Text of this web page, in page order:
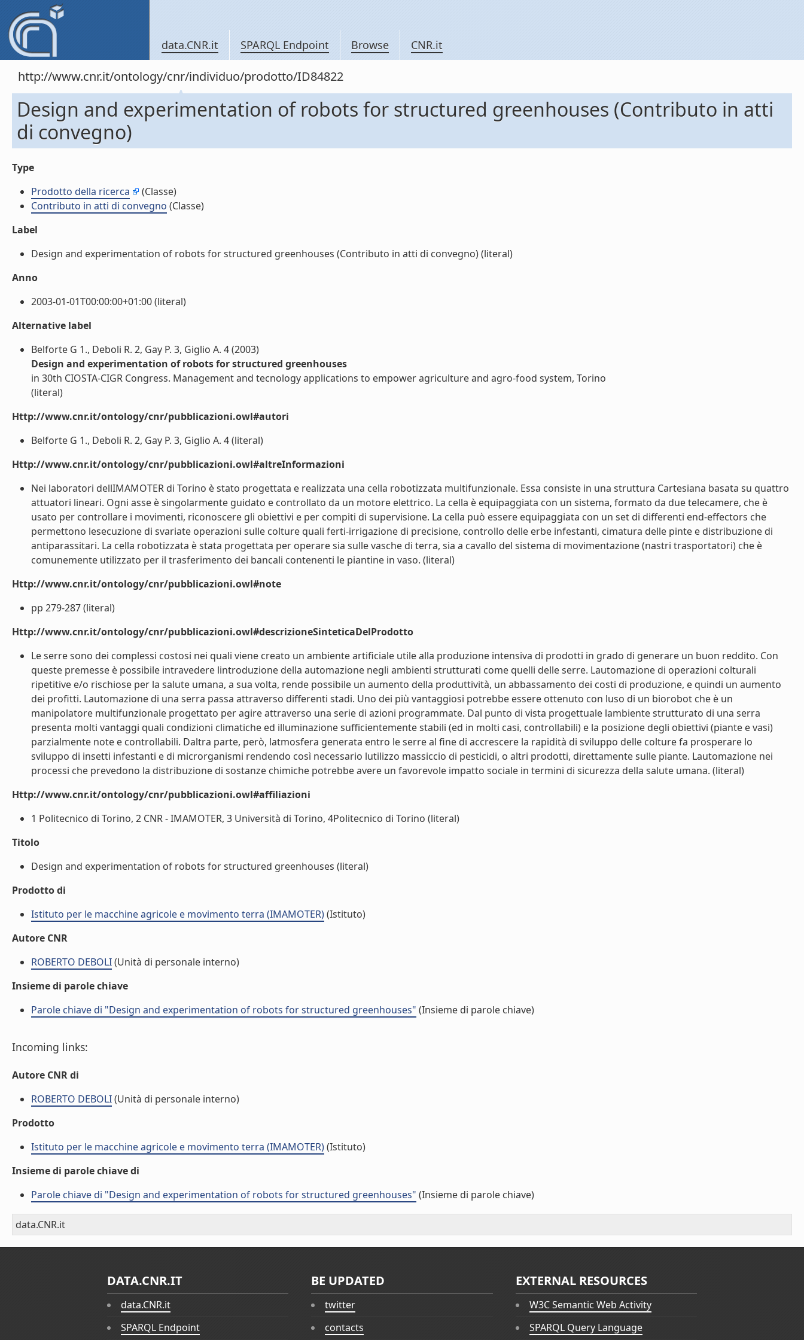
data.CNR.it SPARQL Endpoint Browse CNR.it
http://www.cnr.it/ontology/cnr/individuo/prodotto/ID84822
Design and experimentation of robots for structured greenhouses (Contributo in atti
di convegno)
Type
Prodotto della ricerca
(Classe)
Contributo in atti di convegno (Classe)
Label
Design and experimentation of robots for structured greenhouses (Contributo in atti di convegno) (literal)
Anno
2003-01-01T00:00:00+01:00 (literal)
Alternative label
Belforte G 1., Deboli R. 2, Gay P. 3, Giglio A. 4 (2003)
Design and experimentation of robots for structured greenhouses
in 30th CIOSTA-CIGR Congress. Management and tecnology applications to empower agriculture and agro-food system, Torino
(literal)
Http://www.cnr.it/ontology/cnr/pubblicazioni.owl#autori
Belforte G 1., Deboli R. 2, Gay P. 3, Giglio A. 4 (literal)
Http://www.cnr.it/ontology/cnr/pubblicazioni.owl#altreInformazioni
Nei laboratori dellIMAMOTER di Torino è stato progettata e realizzata una cella robotizzata multifunzionale. Essa consiste in una struttura Cartesiana basata su quattro
attuatori lineari. Ogni asse è singolarmente guidato e controllato da un motore elettrico. La cella è equipaggiata con un sistema, formato da due telecamere, che è
usato per controllare i movimenti, riconoscere gli obiettivi e per compiti di supervisione. La cella può essere equipaggiata con un set di differenti end-effectors che
permettono lesecuzione di svariate operazioni sulle colture quali ferti-irrigazione di precisione, controllo delle erbe infestanti, cimatura delle pinte e distribuzione di
antiparassitari. La cella robotizzata è stata progettata per operare sia sulle vasche di terra, sia a cavallo del sistema di movimentazione (nastri trasportatori) che è
comunemente utilizzato per il trasferimento dei bancali contenenti le piantine in vaso. (literal)
Http://www.cnr.it/ontology/cnr/pubblicazioni.owl#note
pp 279-287 (literal)
Http://www.cnr.it/ontology/cnr/pubblicazioni.owl#descrizioneSinteticaDelProdotto
Le serre sono dei complessi costosi nei quali viene creato un ambiente artificiale utile alla produzione intensiva di prodotti in grado di generare un buon reddito. Con
queste premesse è possibile intravedere lintroduzione della automazione negli ambienti strutturati come quelli delle serre. Lautomazione di operazioni colturali
ripetitive e/o rischiose per la salute umana, a sua volta, rende possibile un aumento della produttività, un abbassamento dei costi di produzione, e quindi un aumento
dei profitti. Lautomazione di una serra passa attraverso differenti stadi. Uno dei più vantaggiosi potrebbe essere ottenuto con luso di un biorobot che è un
manipolatore multifunzionale progettato per agire attraverso una serie di azioni programmate. Dal punto di vista progettuale lambiente strutturato di una serra
presenta molti vantaggi quali condizioni climatiche ed illuminazione sufficientemente stabili (ed in molti casi, controllabili) e la posizione degli obiettivi (piante e vasi)
parzialmente note e controllabili. Daltra parte, però, latmosfera generata entro le serre al fine di accrescere la rapidità di sviluppo delle colture fa prosperare lo
sviluppo di insetti infestanti e di microrganismi rendendo così necessario lutilizzo massiccio di pesticidi, o altri prodotti, direttamente sulle piante. Lautomazione nei
processi che prevedono la distribuzione di sostanze chimiche potrebbe avere un favorevole impatto sociale in termini di sicurezza della salute umana. (literal)
Http://www.cnr.it/ontology/cnr/pubblicazioni.owl#affiliazioni
1 Politecnico di Torino, 2 CNR - IMAMOTER, 3 Università di Torino, 4Politecnico di Torino (literal)
Titolo
Design and experimentation of robots for structured greenhouses (literal)
Prodotto di
Istituto per le macchine agricole e movimento terra (IMAMOTER)(Istituto)
Autore CNR
ROBERTO DEBOLI(Unità di personale interno)
Insieme di parole chiave
Parole chiave di "Design and experimentation of robots for structured greenhouses" (Insieme di parole chiave)
Incoming links:
Autore CNR di
ROBERTO DEBOLI(Unità di personale interno)
Prodotto
Istituto per le macchine agricole e movimento terra (IMAMOTER)(Istituto)
Insieme di parole chiave di
Parole chiave di "Design and experimentation of robots for structured greenhouses" (Insieme di parole chiave)
data.CNR.it
DATA.CNR.IT
data.CNR.it
SPARQL Endpoint
BE UPDATED
twitter
contacts
EXTERNAL RESOURCES
W3C Semantic Web Activity
SPARQL Query Language